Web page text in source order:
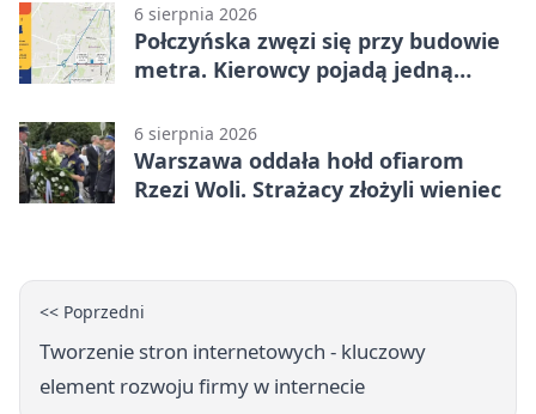
6 sierpnia 2026
Połczyńska zwęzi się przy budowie
metra. Kierowcy pojadą jedną
6 sierpnia 2026
Warszawa oddała hołd ofiarom
Rzezi Woli. Strażacy złożyli wieniec
<< Poprzedni
Tworzenie stron internetowych - kluczowy
element rozwoju firmy w internecie